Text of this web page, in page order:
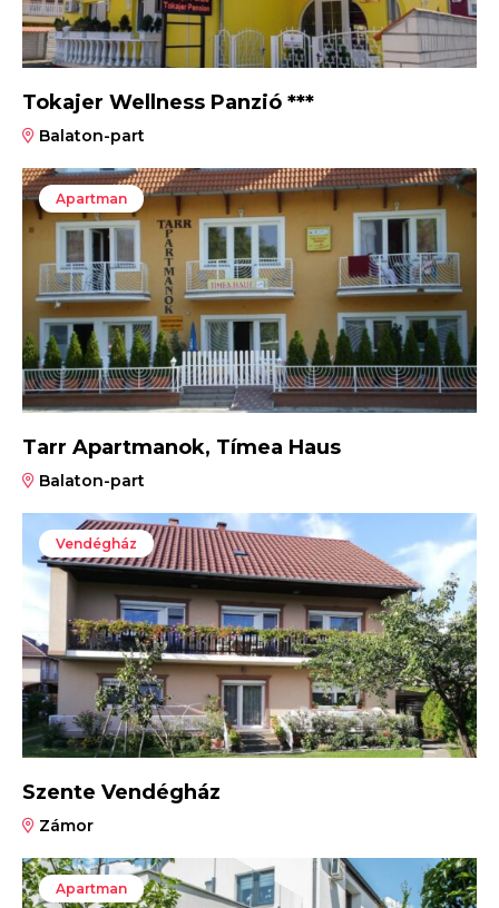
Tokajer Wellness Panzió ***
Balaton-part
Apartman
Tarr Apartmanok, Tímea Haus
Balaton-part
Vendégház
Szente Vendégház
Zámor
Apartman